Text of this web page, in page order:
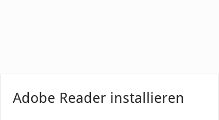
Adobe Reader installieren